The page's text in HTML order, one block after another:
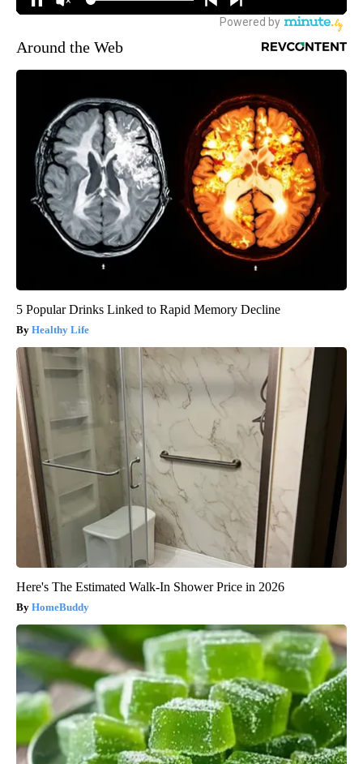
Around the Web
5 Popular Drinks Linked to Rapid Memory Decline
Healthy Life
Here's The Estimated Walk-In Shower Price in 2026
HomeBuddy